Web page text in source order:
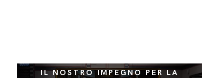
IL NOSTRO IMPEGNO PER LA